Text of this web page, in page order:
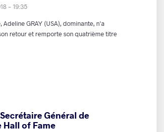
- 19:35
GRAY (USA), dominante, n'a
retour et remporte son quatrième titre
Général de
Hall of Fame